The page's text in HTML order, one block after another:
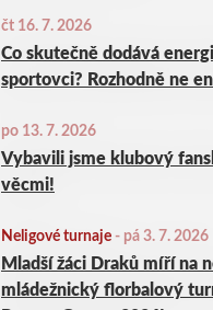
čt 16. 7. 2026
Co skutečně dodává
sportovci? Rozhodně ne
po 13. 7. 2026
Vybavili jsme klubový
věcmi!
Neligové turnaje - pá 3. 7. 2026
Mladší žáci Draků míří na
mládežnický florbalový